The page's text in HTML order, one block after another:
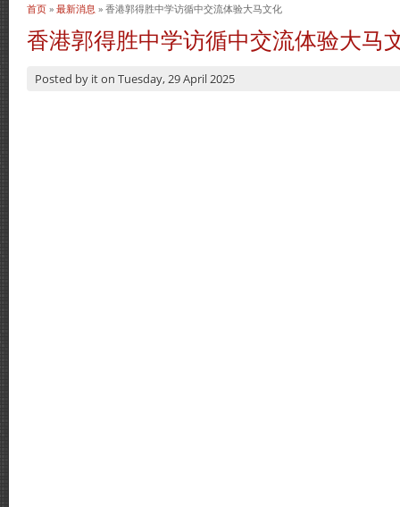
当前位置
首页 » 最新消息 » 香港郭得胜中学访循中交流体验大马文化
香港郭得胜中学访循中交流体验大马
Posted by iton Tuesday, 29 April 2025